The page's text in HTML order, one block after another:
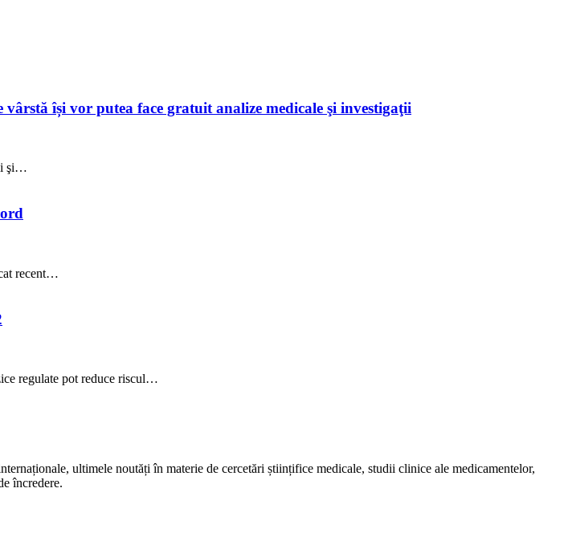
își vor putea face gratuit analize medicale şi investigaţii
şi…
recent…
regulate pot reduce riscul…
ultimele noutăți în materie de cercetări științifice medicale, studii clinice ale medicamentelor,
încredere.